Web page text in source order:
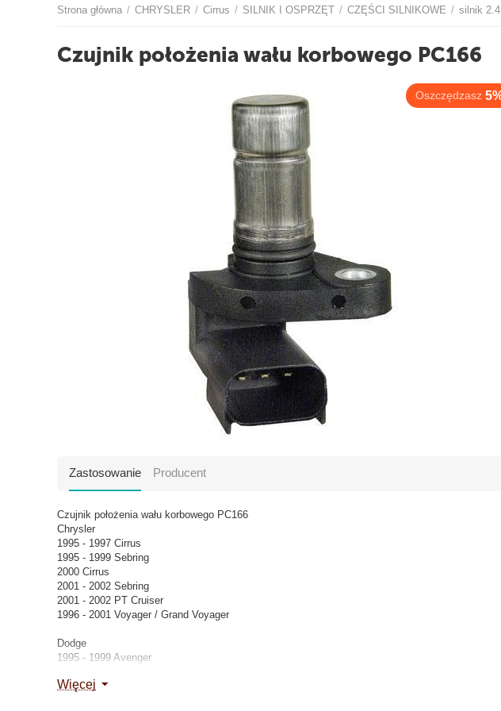
Strona główna / CHRYSLER / Cirrus / SILNIK I OSPRZĘT / CZĘŚCI SILNIKOWE / silnik 2.4
Czujnik położenia wału korbowego PC166
Zastosowanie Producent
Czujnik położenia wału korbowego PC166
Chrysler
1995 - 1997 Cirrus
1995 - 1999 Sebring
2000 Cirrus
2001 - 2002 Sebring
2001 - 2002 PT Cruiser
1996 - 2001 Voyager / Grand Voyager
Dodge
1995 - 1999 Avenger
1996 - 2002 Caravan
Więcej